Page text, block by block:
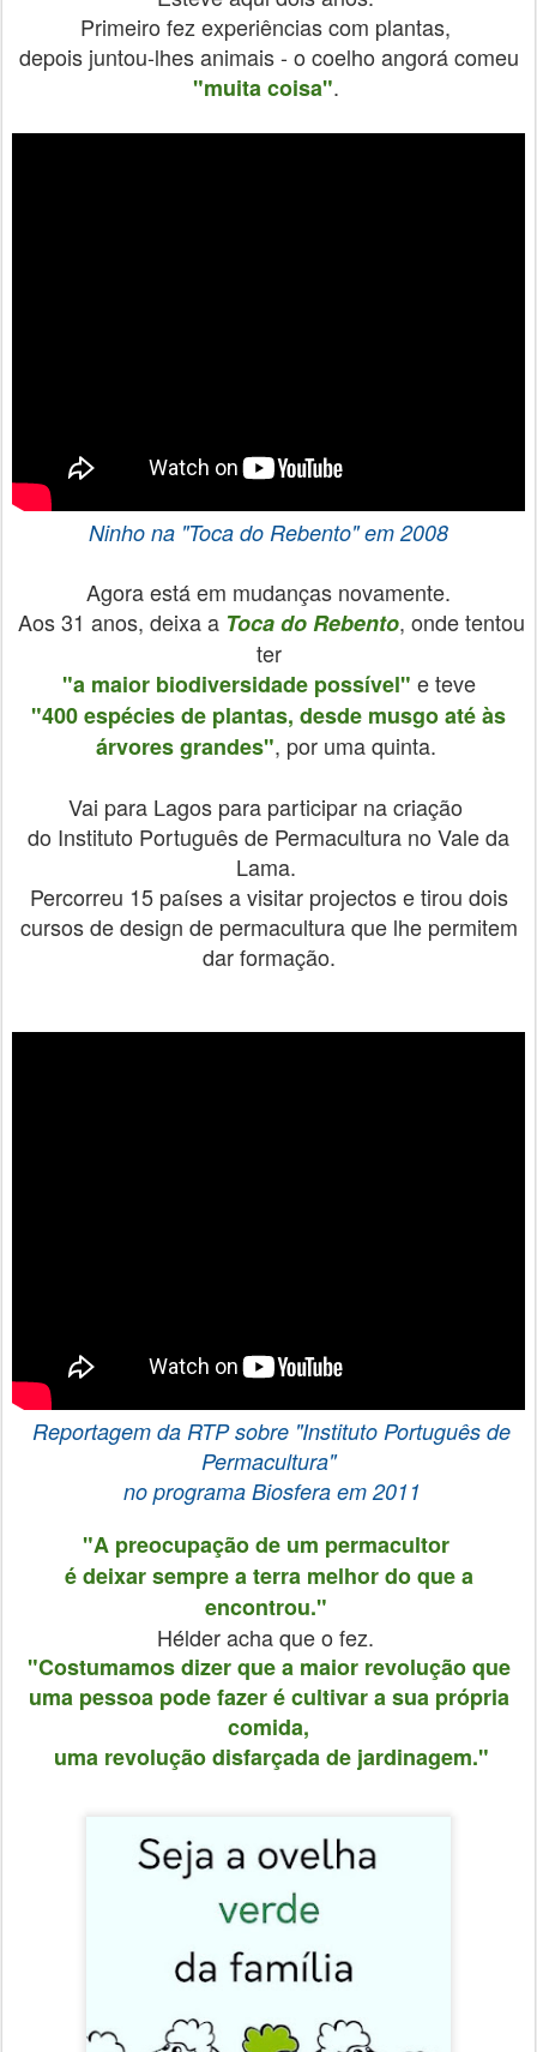
Primeiro fez experiências com plantas,
depois juntou-lhes animais - o coelho angorá comeu
"muita coisa".
Ninho na "Toca do Rebento"em 2008
Agora está em mudanças novamente.
Aos 31 anos, deixa a Toca do Rebento, onde tentou
ter
"a maior biodiversidade possível" e teve
"400 espécies de plantas, desde musgo até às
árvores grandes", por uma quinta.
Vai para Lagos para participar na criação
do Instituto Português de Permacultura no Vale da
Lama.
Percorreu 15 países a visitar projectos e tirou dois
cursos de design de permacultura que lhe permitem
dar formação.
Reportagem da RTP sobre "Instituto Português de
Permacultura"
no programa Biosfera em 2011
"A preocupação de um permacultor
é deixar sempre a terra melhor do que a
encontrou."
Hélder acha que o fez.
"Costumamos dizer que a maior revolução que
uma pessoa pode fazer é cultivar a sua própria
comida,
uma revolução disfarçada de jardinagem."